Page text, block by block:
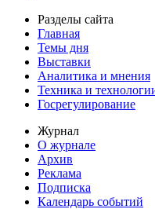
Разделы сайта
Главная
Темы дня
Выставки
Аналитика и мнения
Техника и
Госрегулирование
Журнал
О журнале
Архив
Реклама
Подписка
Календарь событий